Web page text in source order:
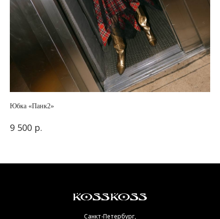
Юбка «Панк2»
9 500 р.
Санкт-Петербург,